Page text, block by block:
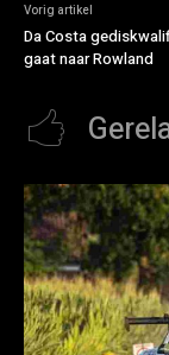
Vorig artikel
Da Costa
gaat naar Rowland